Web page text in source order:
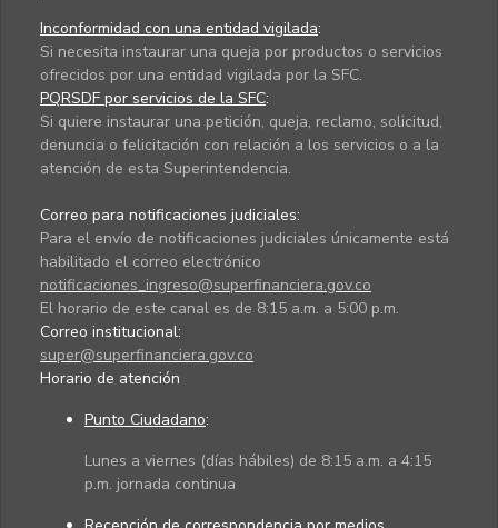
Inconformidad con una entidad vigilada:
Si necesita instaurar una queja por productos o servicios
ofrecidos por una entidad vigilada por la SFC.
PQRSDF por servicios de la SFC:
Si quiere instaurar una petición, queja, reclamo, solicitud,
denuncia o felicitación con relación a los servicios o a la
atención de esta Superintendencia.
Correo para notificaciones judiciales:
Para el envío de notificaciones judiciales únicamente está
habilitado el correo electrónico
notificaciones_ingreso@superfinanciera.gov.co
El horario de este canal es de 8:15 a.m. a 5:00 p.m.
Correo institucional:
super@superfinanciera.gov.co
Horario de atención
Punto Ciudadano:
Lunes a viernes (días hábiles) de 8:15 a.m. a 4:15
p.m. jornada continua